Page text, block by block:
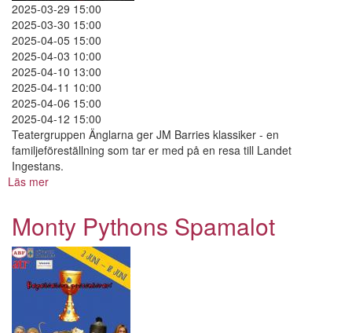
2025-03-29 15:00
2025-03-30 15:00
2025-04-05 15:00
2025-04-03 10:00
2025-04-10 13:00
2025-04-11 10:00
2025-04-06 15:00
2025-04-12 15:00
Teatergruppen Änglarna ger JM Barries klassiker - en
familjeföreställning som tar er med på en resa till Landet
Ingestans.
Läs mer
Monty Pythons Spamalot